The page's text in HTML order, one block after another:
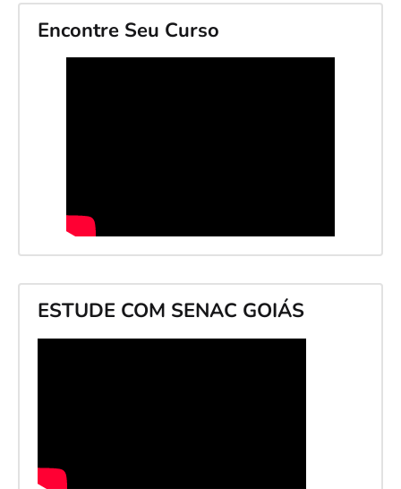
Encontre Seu Curso
ESTUDE COM SENAC GOIÁS